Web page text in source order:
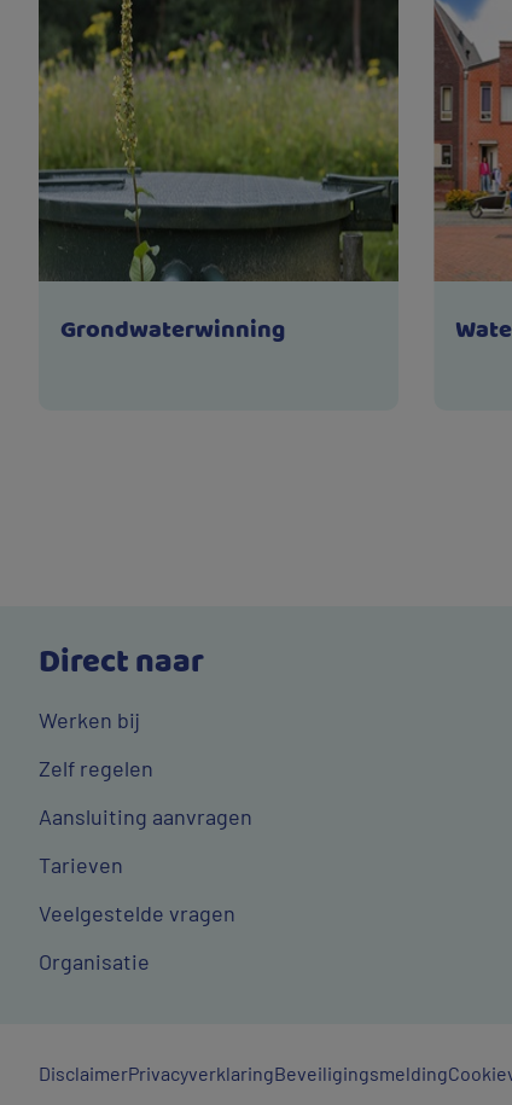
Grondwaterwinning
Direct naar
Werken bij
Zelf regelen
Aansluiting aanvragen
Tarieven
Veelgestelde vragen
Organisatie
Algemene
DisclaimerPrivacyverklaringBeveiligingsmelding